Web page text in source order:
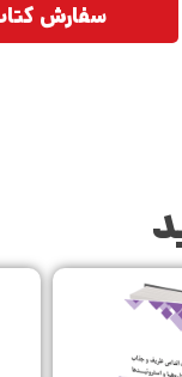
سفارش